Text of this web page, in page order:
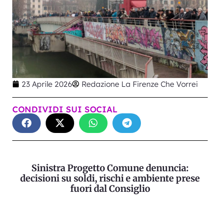
23 Aprile 2026 Redazione La Firenze Che Vorrei
CONDIVIDI SUI SOCIAL
Sinistra Progetto Comune denuncia:
decisioni su soldi, rischi e ambiente prese
fuori dal Consiglio